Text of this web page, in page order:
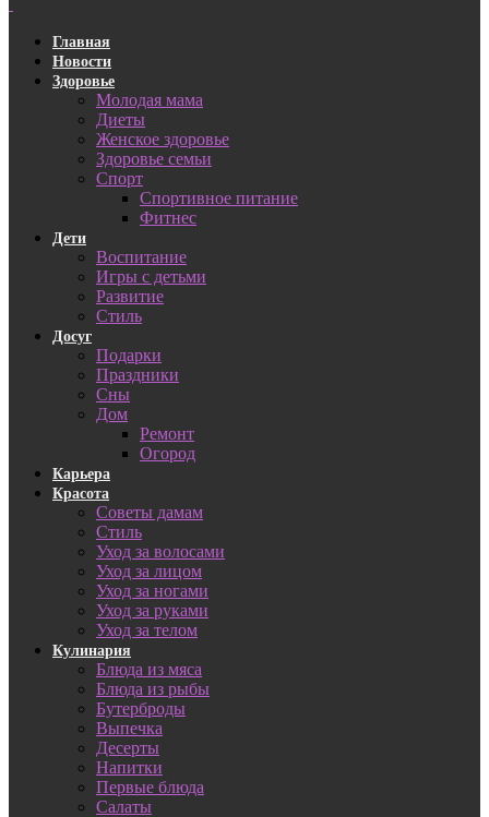
Главная
Новости
Здоровье
Молодая мама
Диеты
Женское здоровье
Здоровье семьи
Спорт
Спортивное питание
Фитнес
Дети
Воспитание
Игры с детьми
Развитие
Стиль
Досуг
Подарки
Праздники
Сны
Дом
Ремонт
Огород
Карьера
Красота
Советы дамам
Стиль
Уход за волосами
Уход за лицом
Уход за ногами
Уход за руками
Уход за телом
Кулинария
Блюда из мяса
Блюда из рыбы
Бутерброды
Выпечка
Десерты
Напитки
Первые блюда
Салаты